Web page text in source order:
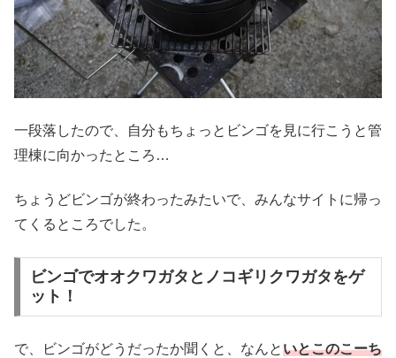
一段落したので、自分もちょっとビンゴを見に行こうと管
理棟に向かったところ…
ちょうどビンゴが終わったみたいで、みんなサイトに帰っ
てくるところでした。
ビンゴでオオクワガタとノコギリクワガタをゲ
ット！
で、ビンゴがどうだったか聞くと、なんといとこのこーち